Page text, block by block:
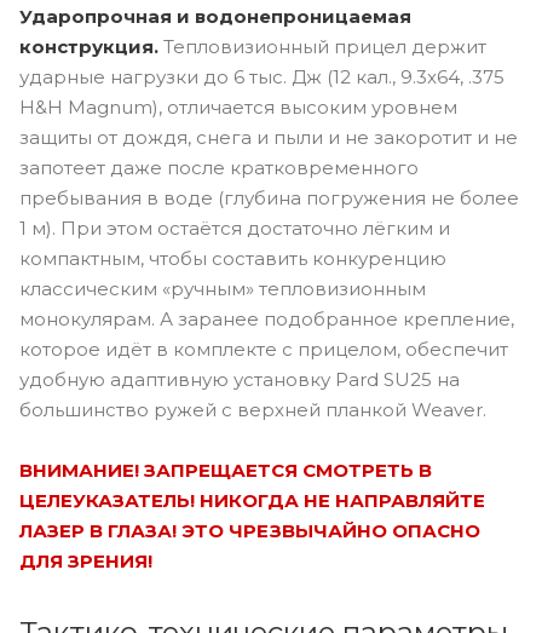
Ударопрочная и водонепроницаемая
конструкция. Тепловизионный прицел держит
ударные нагрузки до 6 тыс. Дж (12 кал., 9.3x64, .375
H&H Magnum), отличается высоким уровнем
защиты от дождя, снега и пыли и не закоротит и не
запотеет даже после кратковременного
пребывания в воде (глубина погружения не более
1 м). При этом остаётся достаточно лёгким и
компактным, чтобы составить конкуренцию
классическим «ручным» тепловизионным
монокулярам. А заранее подобранное крепление,
которое идёт в комплекте с прицелом, обеспечит
удобную адаптивную установку Pard SU25 на
большинство ружей с верхней планкой Weaver.
ВНИМАНИЕ! ЗАПРЕЩАЕТСЯ СМОТРЕТЬ В
ЦЕЛЕУКАЗАТЕЛЬ! НИКОГДА НЕ НАПРАВЛЯЙТЕ
ЛАЗЕР В ГЛАЗА! ЭТО ЧРЕЗВЫЧАЙНО ОПАСНО
ДЛЯ ЗРЕНИЯ!